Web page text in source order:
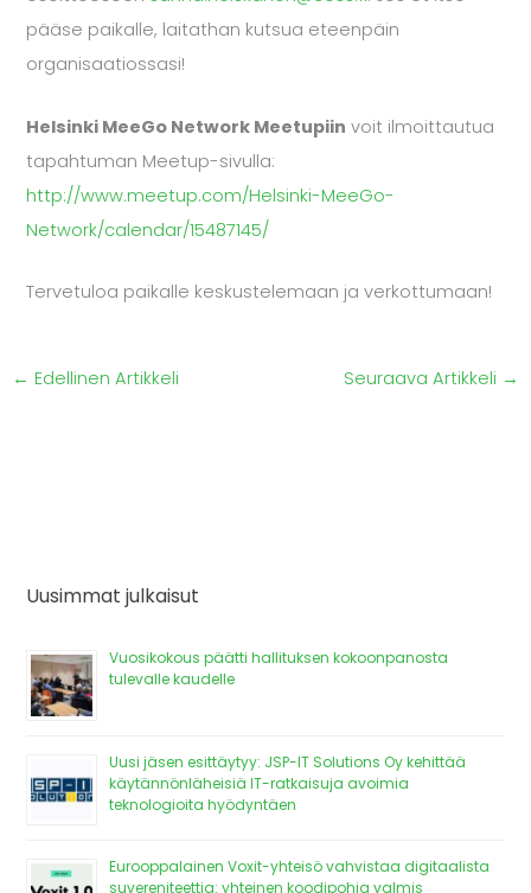
pääse paikalle, laitathan kutsua eteenpäin
organisaatiossasi!
Helsinki MeeGo Network Meetupiin voit ilmoittautua
tapahtuman Meetup-sivulla:
http://www.meetup.com/Helsinki-MeeGo-
Network/calendar/15487145/
Tervetuloa paikalle keskustelemaan ja verkottumaan!
← Edellinen Artikkeli Seuraava Artikkeli →
Uusimmat julkaisut
Vuosikokous päätti hallituksen kokoonpanosta
tulevalle kaudelle
Uusi jäsen esittäytyy: JSP-IT Solutions Oy kehittää
käytännönläheisiä IT-ratkaisuja avoimia
teknologioita hyödyntäen
Eurooppalainen Voxit-yhteisö vahvistaa digitaalista
suvereniteettia: yhteinen koodipohja valmis